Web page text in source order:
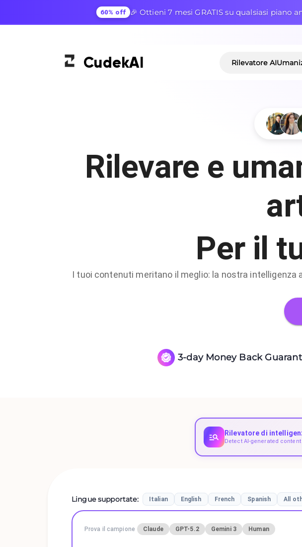
60% off 🎉 Ottieni 7 mesi GRATIS su qualsiasi piano
CudekAI Rilevatore AI
Rilevare e
Per il
I tuoi contenuti meritano il meglio: la nostra
3-day Money Back
Rilevatore di
Detect AI-generated content
Lingue supportate: Italian English French Spanish All
Prova il campione Claude GPT-5.2 Gemini 3 Human